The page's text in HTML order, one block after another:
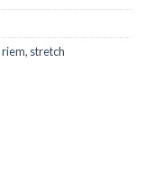
riem, stretch